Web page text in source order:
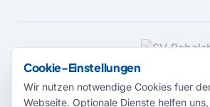
MEDIENPARTNER
Cookie-Einstellungen
Wir nutzen notwendige Cookies fuer
Webseite. Optionale Dienste helfen uns,